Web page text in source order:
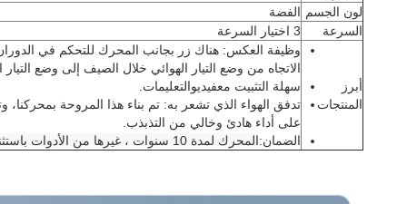
لون الجسم الفضة
السرعة
3 اختيار السرعة
أبرز
المنتجات
وظيفة العكس: هناك زر بجانب المحرك للتحكم في الدوران
الاتجاه من وضع التيار الهوائي خلال الصيف إلى وضع
سهلة التثبيت معفيديوالتعليمات
تدفق الهواء الذي تشعر به: تم بناء هذا المروحة
على أداء هادئ وخالي من التذبذب.
الضمان:المحرك لمدة 10 سنوات ، غيرها من الأدوات باستثناء المحرك لمدة عامين